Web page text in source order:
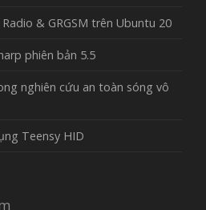
& GRGSM trên Ubuntu 20
phiên bản 5.5
nghiên cứu an toàn sóng vô
Teensy HID